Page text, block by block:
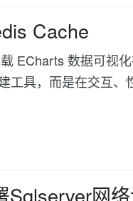
Cache
ECharts 数据可视
工具，而是在交互
Sqlserver网